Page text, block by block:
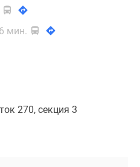
мин.
270, секция 3